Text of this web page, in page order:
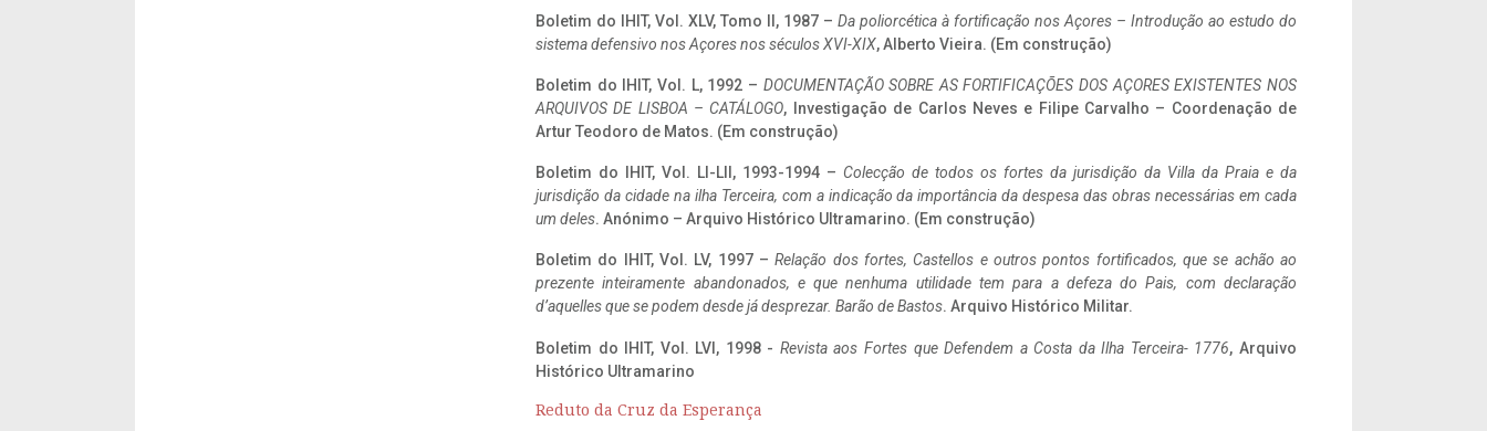
Boletim do IHIT, Vol. XLV, Tomo II, 1987 – Da poliorcética à fortificação nos Açores – Introdução ao estudo do
sistema defensivo nos Açores nos séculos XVI-XIX, Alberto Vieira. (Em construção)
Boletim do IHIT, Vol. L, 1992 – DOCUMENTAÇÃO SOBRE AS FORTIFICAÇÕES DOS AÇORES EXISTENTES NOS
ARQUIVOS DE LISBOA – CATÁLOGO, Investigação de Carlos Neves e Filipe Carvalho – Coordenação de
Artur Teodoro de Matos. (Em construção)
Boletim do IHIT, Vol. LI-LII, 1993-1994 – Colecção de todos os fortes da jurisdição da Villa da Praia e da
jurisdição da cidade na ilha Terceira, com a indicação da importância da despesa das obras necessárias em cada
um deles. Anónimo – Arquivo Histórico Ultramarino. (Em construção)
Boletim do IHIT, Vol. LV, 1997 –Relação dos fortes, Castellos e outros pontos fortificados, que se achão ao
prezente inteiramente abandonados, e que nenhuma utilidade tem para a defeza do Pais, com declaração
d’aquelles que se podem desde já desprezar. Barão de Bastos. Arquivo Histórico Militar.
Boletim do IHIT, Vol. LVI, 1998 - Revista aos Fortes que Defendem a Costa da Ilha Terceira- 1776, Arquivo
Histórico Ultramarino
Reduto da Cruz da Esperança